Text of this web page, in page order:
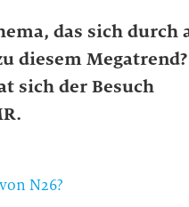
das sich durch
diesem Megatrend?
sich der Besuch
N26?